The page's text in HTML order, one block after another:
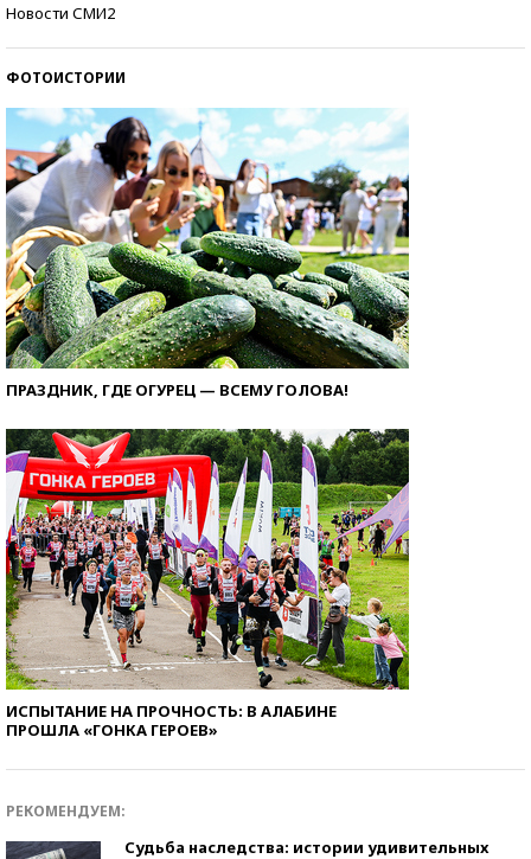
Новости СМИ2
ФОТОИСТОРИИ
ПРАЗДНИК, ГДЕ ОГУРЕЦ — ВСЕМУ ГОЛОВА!
ИСПЫТАНИЕ НА ПРОЧНОСТЬ: В АЛАБИНЕ
ПРОШЛА «ГОНКА ГЕРОЕВ»
РЕКОМЕНДУЕМ:
Судьба наследства: истории удивительных